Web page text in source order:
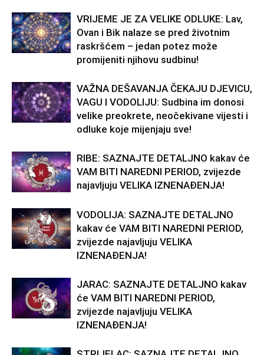
VRIJEME JE ZA VELIKE ODLUKE: Lav,
Ovan i Bik nalaze se pred životnim
raskršćem – jedan potez može
promijeniti njihovu sudbinu!
VAŽNA DEŠAVANJA ČEKAJU DJEVICU,
VAGU I VODOLIJU: Sudbina im donosi
velike preokrete, neočekivane vijesti i
odluke koje mijenjaju sve!
RIBE: SAZNAJTE DETALJNO kakav će
VAM BITI NAREDNI PERIOD, zvijezde
najavljuju VELIKA IZNENAĐENJA!
VODOLIJA: SAZNAJTE DETALJNO
kakav će VAM BITI NAREDNI PERIOD,
zvijezde najavljuju VELIKA
IZNENAĐENJA!
JARAC: SAZNAJTE DETALJNO kakav
će VAM BITI NAREDNI PERIOD,
zvijezde najavljuju VELIKA
IZNENAĐENJA!